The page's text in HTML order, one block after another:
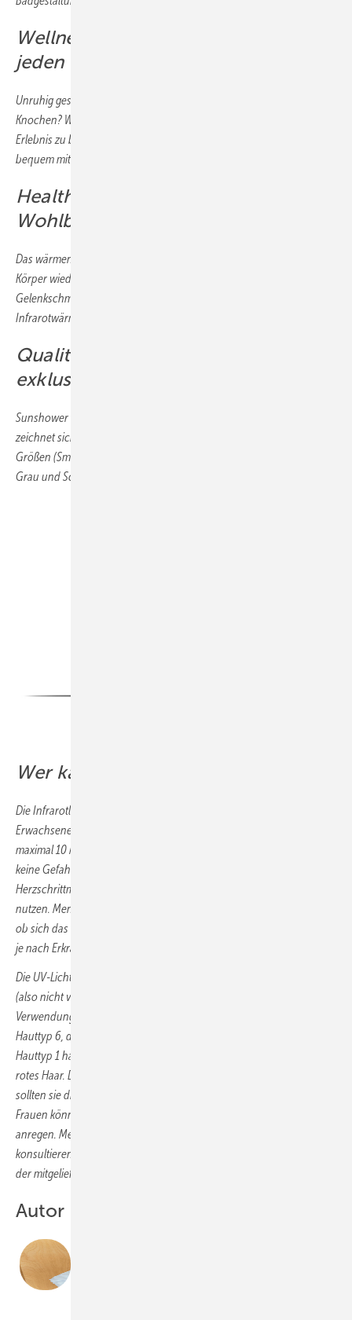
Wellness first: Wohlfühlmoment für
jeden Tag
Unruhig geschlafen und die Müdigkeit steckt Ihnen noch in den
Knochen? Wie schön ist es da, den Tag mit einem kleinen Wellness-
Erlebnis zu beginnen und das ohne zusätzlichen Zeitaufwand ganz
bequem mit einer ­Sunshower unter der Dusche.
Health first: Licht-Wellness für mehr
Wohlbefinden
Das wärmende Infrarotlicht kann Muskeln beruhigen und steife
Körper wieder geschmeidig machen. Auch bei ­Muskel- und
Gelenkschmerzen bestätigen Nutzer die positiven ­Effekte der
Infrarotwärme.
Qualität first: Hochwertig und
exklusiv
Sunshower Round wertet Bade­zimmer auf. Das schlichte Design
zeichnet sich durch stilvoll abgerundete Ecken aus und ist in drei
Größen (Small, Medium, Large) und in vier Farben (Weiß, Sandweiß,
Grau und Schwarz) erhältlich.
Wer kann Sunshower nutzen?
Die Infrarotlichtfunktion von Sunshower One und Plus können
Erwachsene und Kinder verwenden. Da die Dauer einer Sitzung
maximal 10 Minuten beträgt, besteht selbst für schwangere Frauen
keine Gefahr der Überhitzung. Auch Menschen mit einem
Herzschrittmacher oder einer Prothese können das Infrarotgerät
nutzen. Menschen mit Hautkrankheiten sollten ihren Arzt befragen,
ob sich das Infrarotlicht positiv auf ihren Zustand auswirkt, dies kann
je nach Erkrankung unterschiedlich sein.
Die UV-Licht-Funktion der Plus-Variante sollte nur von ­Erwachsenen
(also nicht von Kindern unter 18 Jahren) benutzt werden. Die
Verwendung des UV-Lichts ist für Hauttyp 2 mit einer hellen Haut bis
Hauttyp 6, den dunkelsten Hauttyp, zugelassen. Menschen mit
Hauttyp 1 haben eine sehr blasse Haut, helle Augen, blondes oder
rotes Haar. Da sie schwer Pigmente bilden und schnell verbrennen,
sollten sie die UV-Licht-Funktion nicht nutzen. Auch schwangere
Frauen können mit einer Sunshower ihre Vitamin-D-Produktion
anregen. Menschen mit Hautkrankheiten sollten ihren Hautarzt
konsultieren. Da UV-Licht schädlich für die Augen ist, sollte man eine
der mitgelieferten UV-Brillen tragen.
Autor